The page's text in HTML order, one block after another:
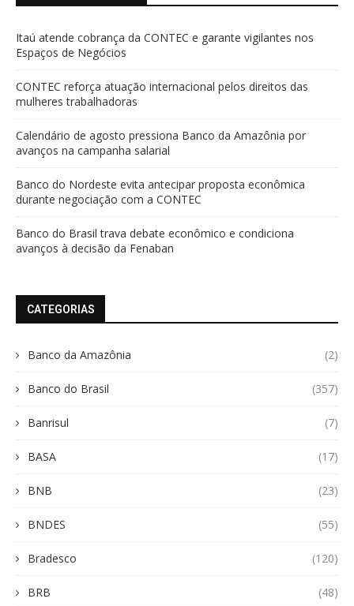
Itaú atende cobrança da CONTEC e garante vigilantes nos
Espaços de Negócios
CONTEC reforça atuação internacional pelos direitos das
mulheres trabalhadoras
Calendário de agosto pressiona Banco da Amazônia por
avanços na campanha salarial
Banco do Nordeste evita antecipar proposta econômica
durante negociação com a CONTEC
Banco do Brasil trava debate econômico e condiciona
avanços à decisão da Fenaban
CATEGORIAS
Banco da Amazônia (2)
Banco do Brasil (357)
Banrisul (7)
BASA (17)
BNB (23)
BNDES (55)
Bradesco (120)
BRB (48)